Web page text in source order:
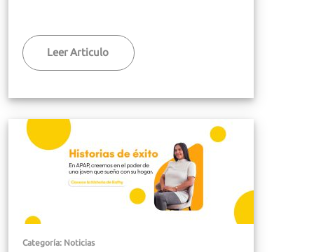
Leer Articulo
Categoría: Noticias